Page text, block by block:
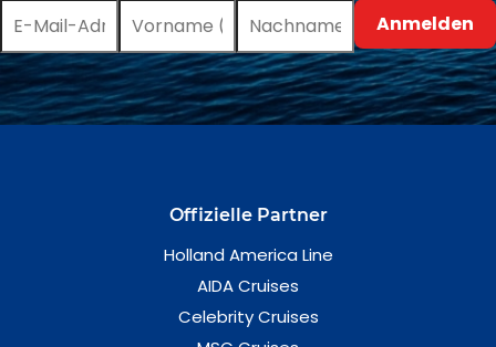
Offizielle Partner
Holland America Line
AIDA Cruises
Celebrity Cruises